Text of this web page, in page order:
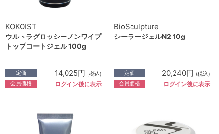
KOKOIST
ウルトラグロッシーノンワイプ
トップコートジェル 100g
定価 14,025円 (税込)
会員価格 ログイン後に表示
BioSculpture
シーラージェルN2 10g
定価 20,240円 (税込)
会員価格 ログイン後に表示